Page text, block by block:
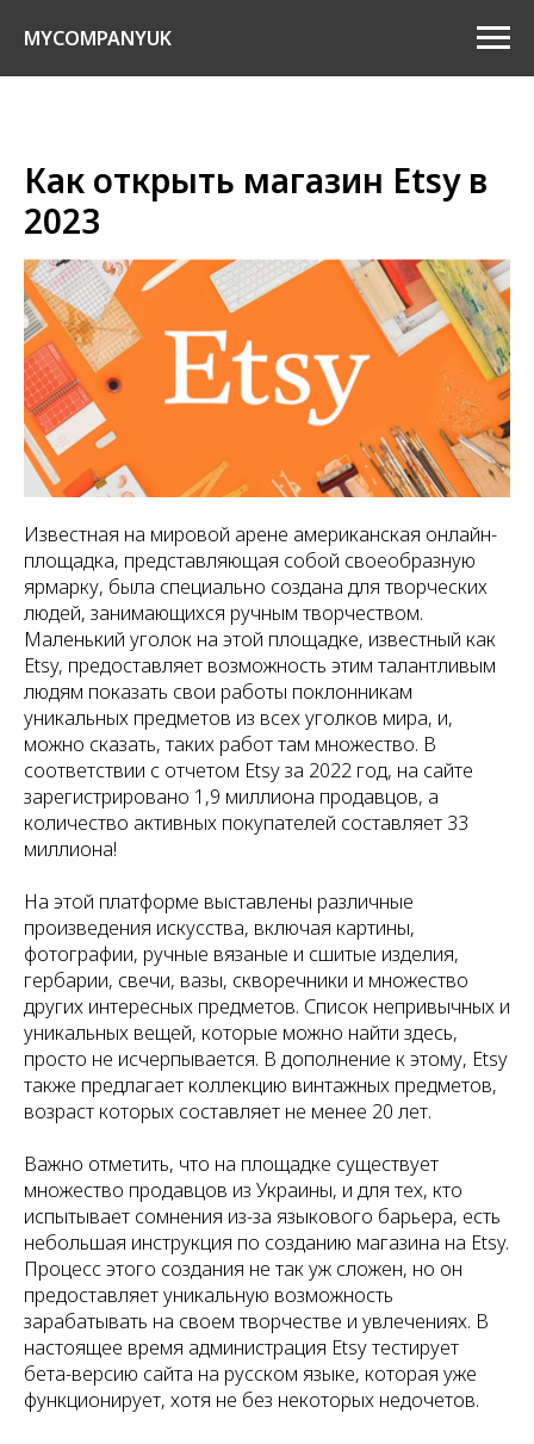
MYCOMPANYUK
Как открыть магазин Etsy в
2023
Известная на мировой арене американская онлайн-
площадка, представляющая собой своеобразную
ярмарку, была специально создана для творческих
людей, занимающихся ручным творчеством.
Маленький уголок на этой площадке, известный как
Etsy, предоставляет возможность этим талантливым
людям показать свои работы поклонникам
уникальных предметов из всех уголков мира, и,
можно сказать, таких работ там множество. В
соответствии с отчетом Etsy за 2022 год, на сайте
зарегистрировано 1,9 миллиона продавцов, а
количество активных покупателей составляет 33
миллиона!
На этой платформе выставлены различные
произведения искусства, включая картины,
фотографии, ручные вязаные и сшитые изделия,
гербарии, свечи, вазы, скворечники и множество
других интересных предметов. Список непривычных и
уникальных вещей, которые можно найти здесь,
просто не исчерпывается. В дополнение к этому, Etsy
также предлагает коллекцию винтажных предметов,
возраст которых составляет не менее 20 лет.
Важно отметить, что на площадке существует
множество продавцов из Украины, и для тех, кто
испытывает сомнения из-за языкового барьера, есть
небольшая инструкция по созданию магазина на Etsy.
Процесс этого создания не так уж сложен, но он
предоставляет уникальную возможность
зарабатывать на своем творчестве и увлечениях. В
настоящее время администрация Etsy тестирует
бета-версию сайта на русском языке, которая уже
функционирует, хотя не без некоторых недочетов.